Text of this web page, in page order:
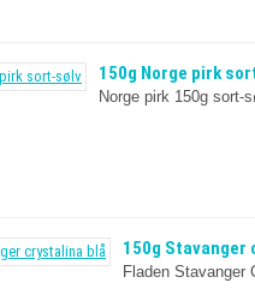
150g Norge pirk
Norge pirk 150g sort-
150g
Fladen Stavanger